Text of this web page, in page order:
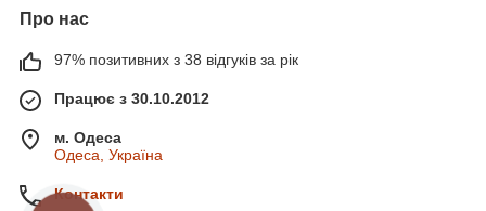
Про нас
97% позитивних з 38 відгуків за рік
Працює з 30.10.2012
м. Одеса
Одеса, Україна
Контакти